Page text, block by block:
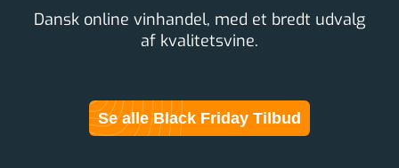
Dansk online vinhandel, med et bredt udvalg
af kvalitetsvine.
Se alle Black Friday Tilbud